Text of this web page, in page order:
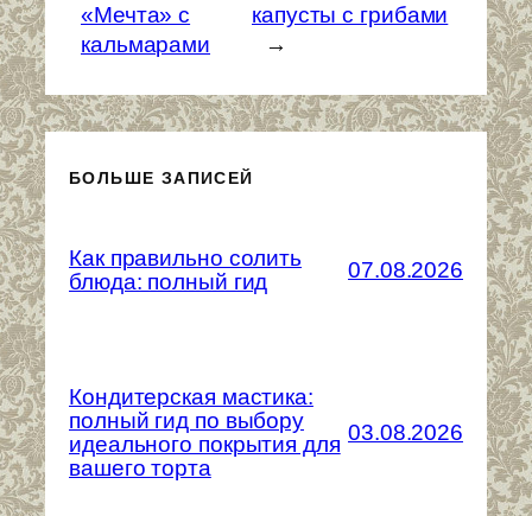
«Мечта» с
кальмарами
капусты с грибами
→
БОЛЬШЕ ЗАПИСЕЙ
Как правильно солить
блюда: полный гид
07.08.2026
Кондитерская мастика:
полный гид по выбору
идеального покрытия для
вашего торта
03.08.2026